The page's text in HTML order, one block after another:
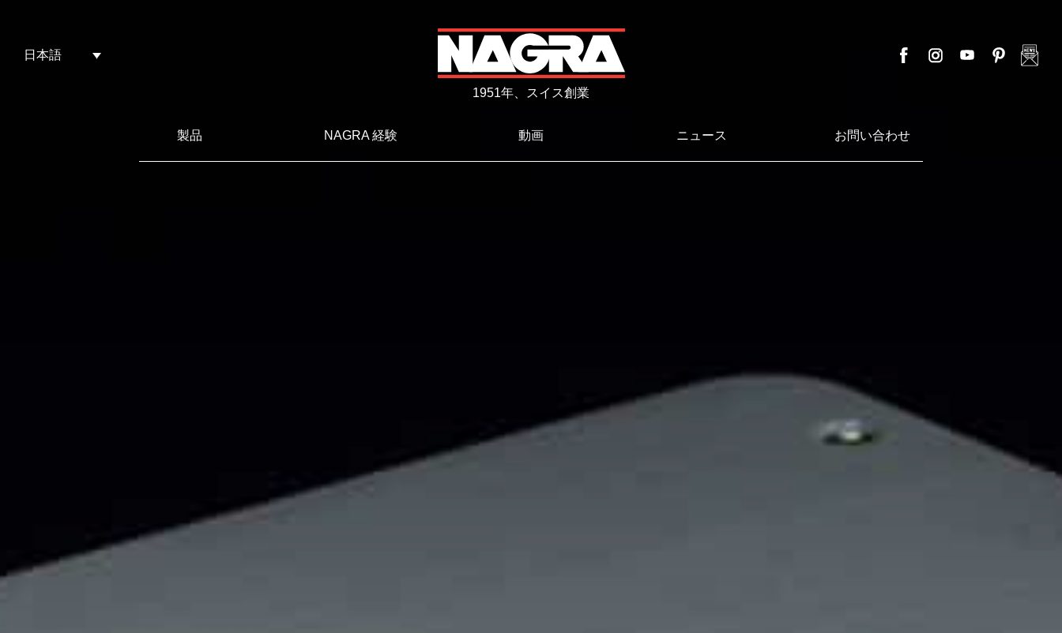
1951年、スイス創業
製品 NAGRA 経験 動画 ニュース お問い合わせ
日本語